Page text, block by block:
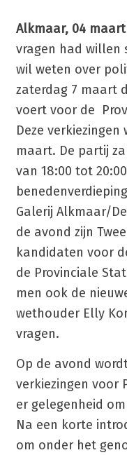
Alkmaar, 04 maart
vragen had willen
wil weten over
zaterdag 7 maart
voert voor de
Deze
maart. De partij
van 18:00 tot
Galerij Alkmaar/
de avond zijn
kandidaten voor
de Provinciale
men ook de
wethouder Elly
vragen.
Op de avond
verkiezingen voor
er gelegenheid
Na een korte
om onder het